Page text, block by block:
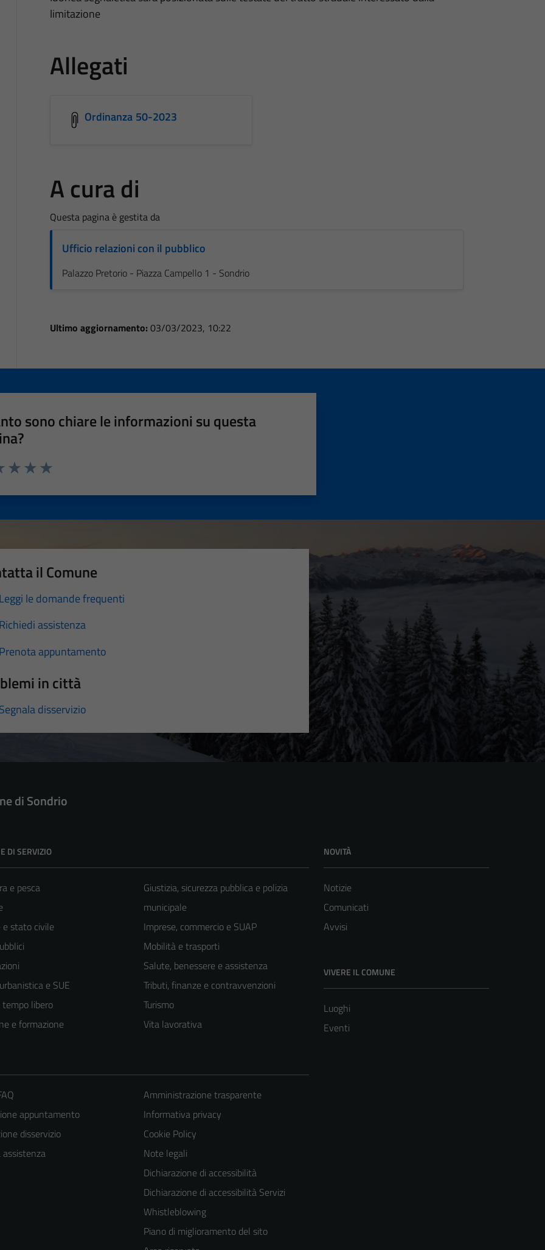
limitazione
Allegati
Ordinanza 50-2023
A cura di
Questa pagina è gestita da
Ufficio relazioni con il pubblico
Palazzo Pretorio - Piazza Campello 1 - Sondrio
Ultimo aggiornamento: 03/03/2023, 10:22
sono chiare le informazioni su questa
il Comune
le domande frequenti
assistenza
appuntamento
in città
disservizio
di Sondrio
DI SERVIZIO
e pesca
e stato civile
e SUE
libero
e formazione
Giustizia, sicurezza pubblica e polizia
municipale
Imprese, commercio e SUAP
Mobilità e trasporti
Salute, benessere e assistenza
Tributi, finanze e contravvenzioni
Turismo
Vita lavorativa
NOVITÀ
Notizie
Comunicati
Avvisi
VIVERE IL COMUNE
Luoghi
Eventi
appuntamento
disservizio
Amministrazione trasparente
Informativa privacy
Cookie Policy
Note legali
Dichiarazione di accessibilità
Dichiarazione di accessibilità Servizi
Whistleblowing
Piano di miglioramento del sito